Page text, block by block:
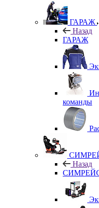
ГАРАЖ
Назад
ГАРАЖ
команды
Назад